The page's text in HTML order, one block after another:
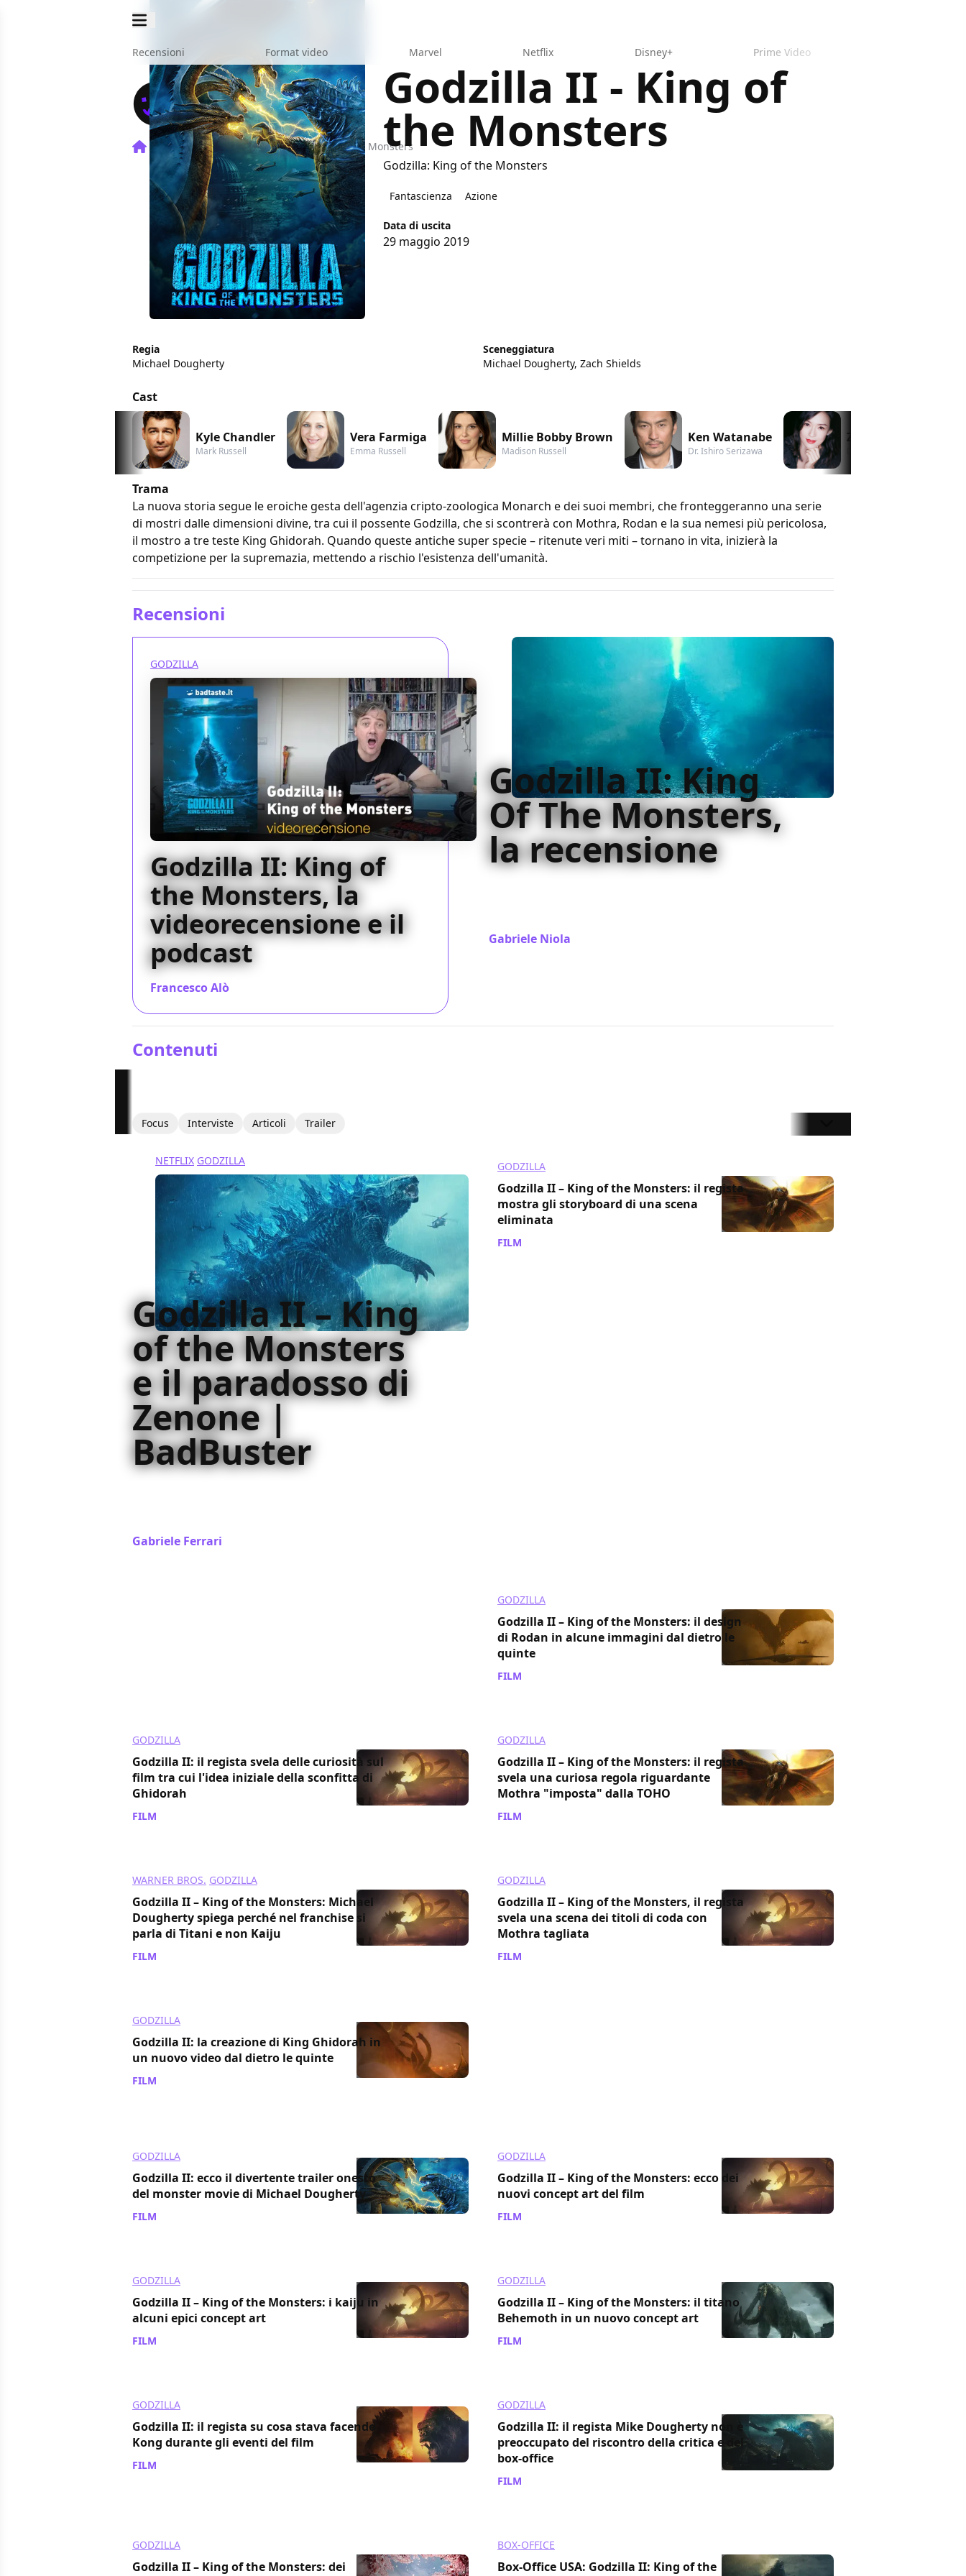
Recensioni Format video Marvel Netflix Disney+ Prime Video
Home Film Godzilla II - King of the Monsters
Godzilla II - King of
the Monsters
Godzilla: King of the Monsters
Fantascienza Azione
Data di uscita
29 maggio 2019
Regia
Michael Dougherty
Sceneggiatura
Michael Dougherty, Zach Shields
Cast
Kyle Chandler
Mark Russell
Vera Farmiga
Emma Russell
Millie Bobby Brown
Madison Russell
Ken Watanabe
Dr. Ishiro Serizawa
Zhang Ziyi
Trama
La nuova storia segue le eroiche gesta dell'agenzia cripto-zoologica Monarch e dei suoi membri, che fronteggeranno una serie
di mostri dalle dimensioni divine, tra cui il possente Godzilla, che si scontrerà con Mothra, Rodan e la sua nemesi più pericolosa,
il mostro a tre teste King Ghidorah. Quando queste antiche super specie – ritenute veri miti – tornano in vita, inizierà la
competizione per la supremazia, mettendo a rischio l'esistenza dell'umanità.
Recensioni
GODZILLA
Godzilla II: King of
the Monsters, la
videorecensione e il
podcast
Francesco Alò
Godzilla II: King
Of The Monsters,
la recensione
Gabriele Niola
Contenuti
Focus Interviste Articoli Trailer
NETFLIX GODZILLA
Godzilla II – King
of the Monsters
e il paradosso di
Zenone |
BadBuster
Gabriele Ferrari
GODZILLA
Godzilla II – King of the Monsters: il regista
mostra gli storyboard di una scena
eliminata
FILM
GODZILLA
Godzilla II – King of the Monsters: il design
di Rodan in alcune immagini dal dietro le
quinte
FILM
GODZILLA
Godzilla II: il regista svela delle curiosità sul
film tra cui l'idea iniziale della sconfitta di
Ghidorah
FILM
GODZILLA
Godzilla II – King of the Monsters: il regista
svela una curiosa regola riguardante
Mothra "imposta" dalla TOHO
FILM
WARNER BROS. GODZILLA
Godzilla II – King of the Monsters: Michael
Dougherty spiega perché nel franchise si
parla di Titani e non Kaiju
FILM
GODZILLA
Godzilla II – King of the Monsters, il regista
svela una scena dei titoli di coda con
Mothra tagliata
FILM
GODZILLA
Godzilla II: la creazione di King Ghidorah in
un nuovo video dal dietro le quinte
FILM
GODZILLA
Godzilla II: ecco il divertente trailer onesto
del monster movie di Michael Dougherty
FILM
GODZILLA
Godzilla II – King of the Monsters: ecco dei
nuovi concept art del film
FILM
GODZILLA
Godzilla II – King of the Monsters: i kaiju in
alcuni epici concept art
FILM
GODZILLA
Godzilla II – King of the Monsters: il titano
Behemoth in un nuovo concept art
FILM
GODZILLA
Godzilla II: il regista su cosa stava facendo
Kong durante gli eventi del film
FILM
GODZILLA
Godzilla II: il regista Mike Dougherty non è
preoccupato del riscontro della critica e del
box-office
FILM
GODZILLA
Godzilla II – King of the Monsters: dei
BOX-OFFICE
Box-Office USA: Godzilla II: King of the